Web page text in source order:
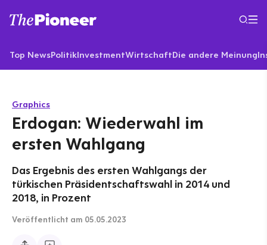
Top NewsPolitikInvestmentWirtschaftDie andere Meinung
Graphics
Erdogan: Wiederwahl im
ersten Wahlgang
Das Ergebnis des ersten Wahlgangs der
türkischen Präsidentschaftswahl in 2014 und
2018, in Prozent
Veröffentlicht am 05.05.2023